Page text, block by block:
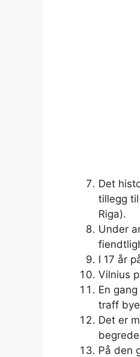
Det
tillegg
Riga).
Under
I 17 år
Vilnius
En
traff
Det er
På den